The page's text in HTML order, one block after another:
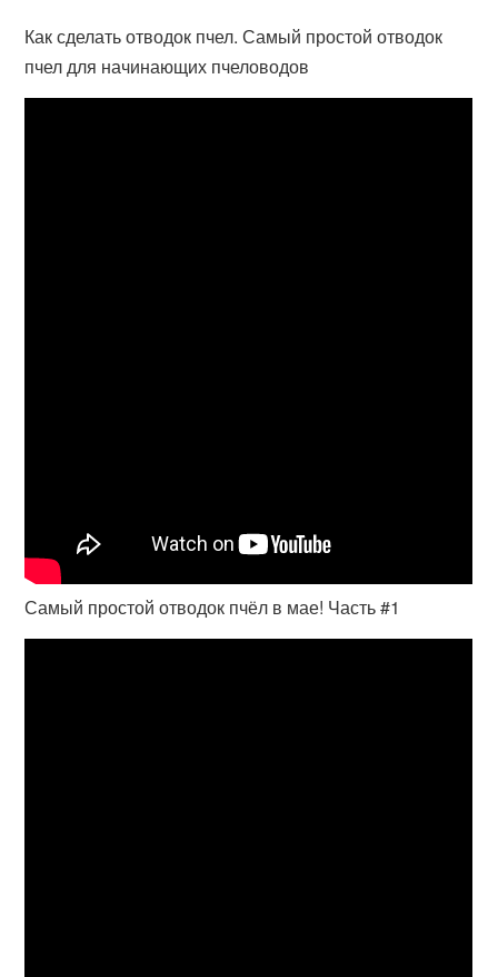
Как сделать отводок пчел. Самый простой отводок
пчел для начинающих пчеловодов
Самый простой отводок пчёл в мае! Часть #1